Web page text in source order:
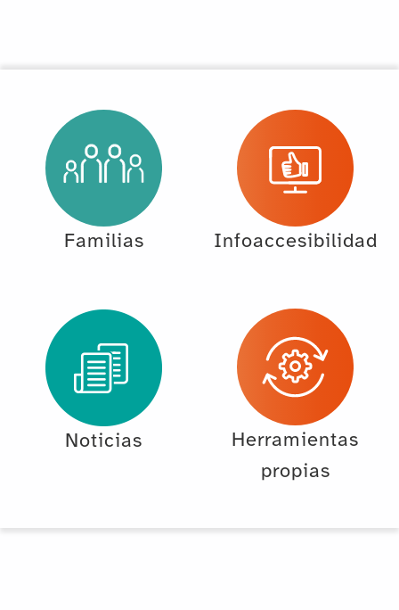
Familias Infoaccesibilidad
Noticias
Herramientas
propias